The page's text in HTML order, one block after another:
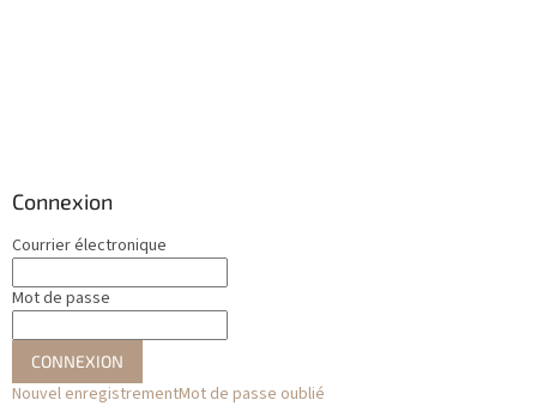
Connexion
Courrier électronique
Mot de passe
CONNEXION
Nouvel enregistrementMot de passe oublié